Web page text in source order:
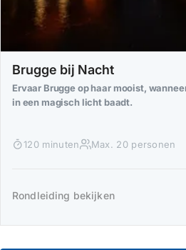
Brugge bij Nacht
Ervaar Brugge op haar mooist,
in een magisch licht baadt.
120 minuten Max. 20 personen
Rondleiding bekijken